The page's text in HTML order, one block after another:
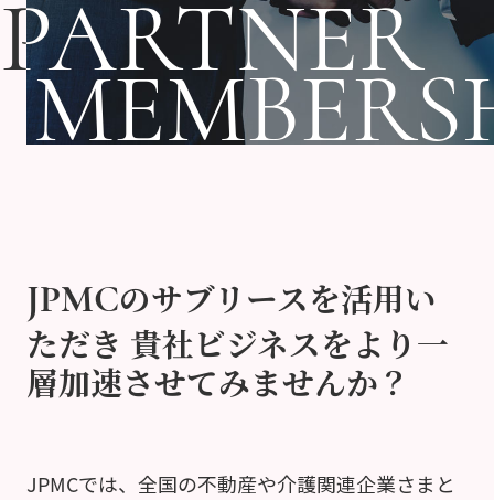
PARTNER
PARTNER
JPMCのサブリースを活用い
ただき 貴社ビジネスをより一
層加速させてみませんか？
JPMCでは、全国の不動産や介護関連企業さまと